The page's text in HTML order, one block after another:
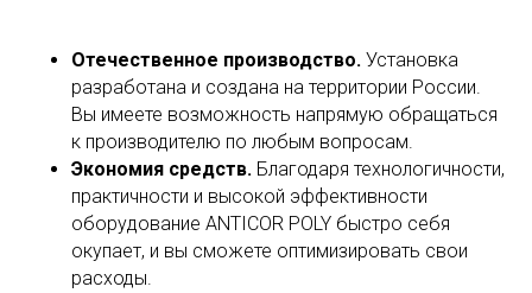
Отечественное производство. Установка
разработана и создана на территории России.
Вы имеете возможность напрямую обращаться
к производителю по любым вопросам.
Экономия средств. Благодаря технологичности,
практичности и высокой эффективности
оборудование ANTICOR POLY быстро себя
окупает, и вы сможете оптимизировать свои
расходы.